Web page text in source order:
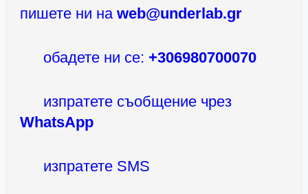
пишете ни на web@underlab.gr
обадете ни се: +306980700070
изпратете съобщение чрез
WhatsApp
изпратете SMS